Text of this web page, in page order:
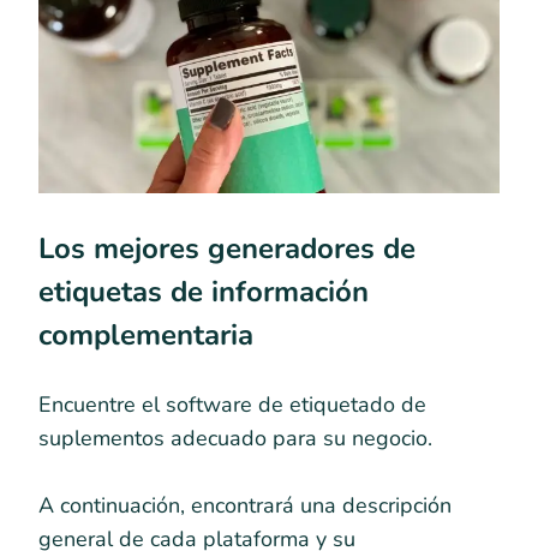
Los mejores generadores de
etiquetas de información
complementaria
Encuentre el software de etiquetado de
suplementos adecuado para su negocio.
A continuación, encontrará una descripción
general de cada plataforma y su